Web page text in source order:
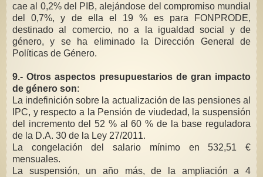
cae al 0,2% del PIB, alejándose del compromiso mundial
del 0,7%, y de ella el 19 % es para FONPRODE,
destinado al comercio, no a la igualdad social y de
género, y se ha eliminado la Dirección General de
Políticas de Género.
9.- Otros aspectos presupuestarios de gran impacto
de género son:
La indefinición sobre la actualización de las pensiones al
IPC, y respecto a la Pensión de viudedad, la suspensión
del incremento del 52 % al 60 % de la base reguladora
de la D.A. 30 de la Ley 27/2011.
La congelación del salario mínimo en 532,51 €
mensuales.
La suspensión, un año más, de la ampliación a 4